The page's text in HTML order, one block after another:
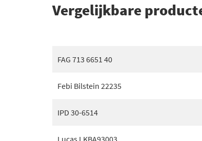
Vergelijkbare
FAG 713 6651 40
Febi Bilstein 22235
IPD 30-6514
Lucas LKBA93003